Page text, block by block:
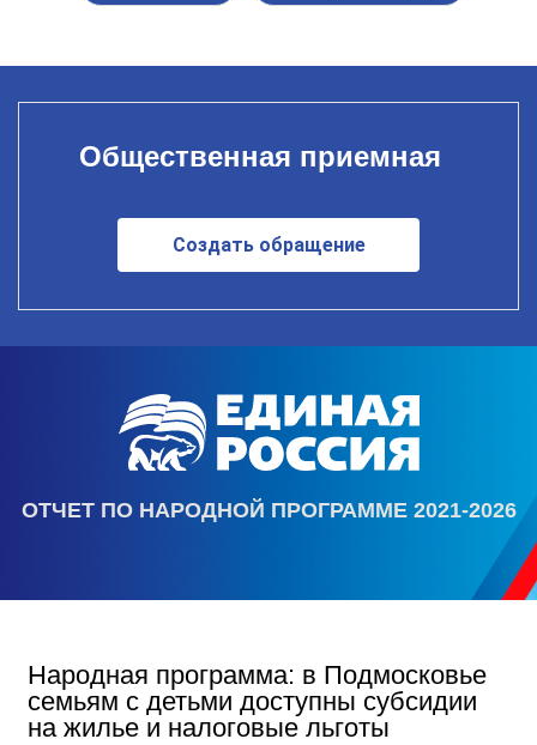
Общественная приемная
Создать обращение
ОТЧЕТ ПО НАРОДНОЙ ПРОГРАММЕ 2021-2026
Народная программа: в Подмосковье
семьям с детьми доступны субсидии
на жилье и налоговые льготы